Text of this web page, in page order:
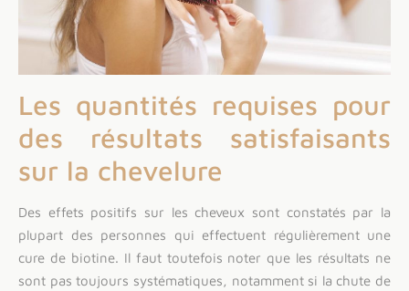
Les quantités requises pour
des résultats satisfaisants
sur la chevelure
Des effets positifs sur les cheveux sont constatés par la
plupart des personnes qui effectuent régulièrement une
cure de biotine. Il faut toutefois noter que les résultats ne
sont pas toujours systématiques, notamment si la chute de